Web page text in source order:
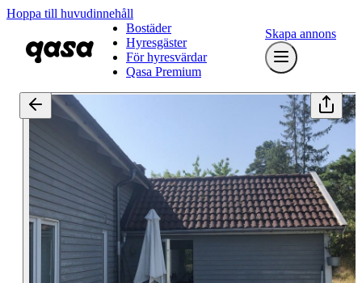
Hoppa till huvudinnehåll
Bostäder
Hyresgäster
För hyresvärdar
Qasa Premium
Skapa annons